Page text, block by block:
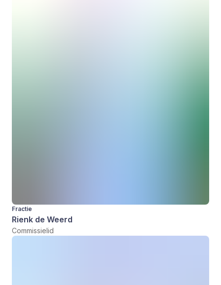
Fractie
Rienk de Weerd
Commissielid